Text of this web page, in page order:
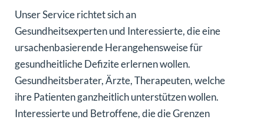
Unser Service richtet sich an
Gesundheitsexperten und Interessierte, die eine
ursachenbasierende Herangehensweise für
gesundheitliche Defizite erlernen wollen.
Gesundheitsberater, Ärzte, Therapeuten, welche
ihre Patienten ganzheitlich unterstützen wollen.
Interessierte und Betroffene, die die Grenzen